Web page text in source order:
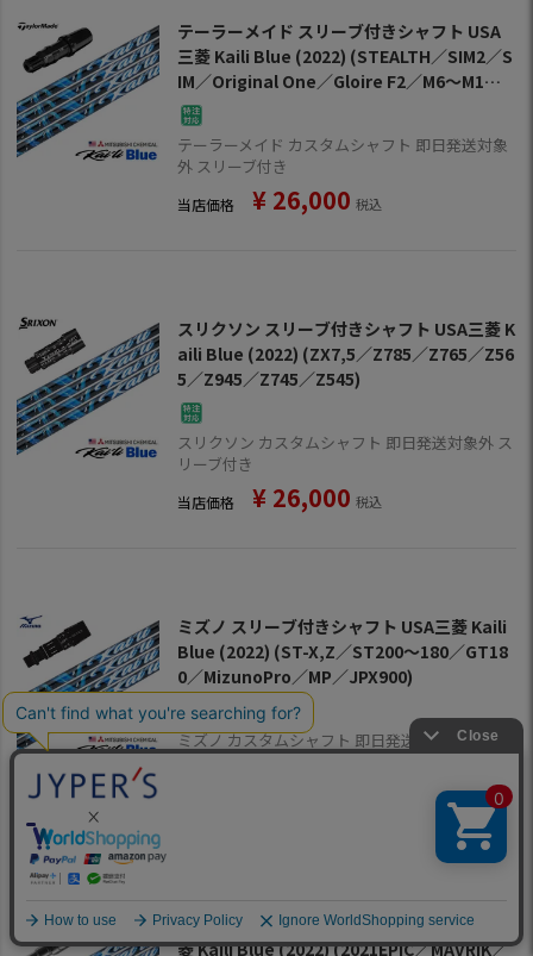
テーラーメイド スリーブ付きシャフト USA
三菱 Kaili Blue (2022) (STEALTH／SIM2／S
IM／Original One／Gloire F2／M6～M1／R
BZ)
テーラーメイド カスタムシャフト 即日発送対象
外 スリーブ付き
当店価格 ¥ 26,000 税込
スリクソン スリーブ付きシャフト USA三菱 K
aili Blue (2022) (ZX7,5／Z785／Z765／Z56
5／Z945／Z745／Z545)
スリクソン カスタムシャフト 即日発送対象外 ス
リーブ付き
当店価格 ¥ 26,000 税込
ミズノ スリーブ付きシャフト USA三菱 Kaili
Blue (2022) (ST-X,Z／ST200～180／GT18
0／MizunoPro／MP／JPX900)
ミズノ カスタムシャフト 即日発送対象外 スリー
キャロウェイ スリーブ付きシャフト USA三
菱 Kaili Blue (2022) (2021EPIC／MAVRIK／